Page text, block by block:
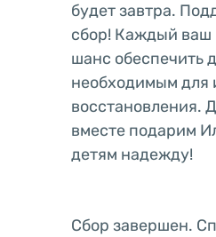
будет завтра.
сбор! Каждый ваш
шанс обеспечить
необходимым для
восстановления.
вместе подарим
детям надежду!
Сбор завершен.